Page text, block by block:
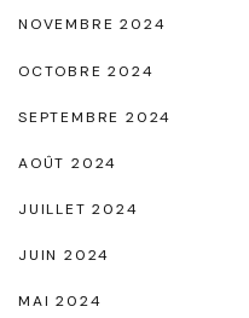
r
"
NOVEMBRE 2024
OCTOBRE 2024
SEPTEMBRE 2024
AOÛT 2024
JUILLET 2024
JUIN 2024
MAI 2024